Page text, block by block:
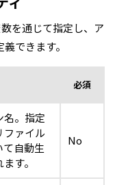
を通じて指定し、ア
できます。
必須
名。指定
ファイル
自動生
す。
No